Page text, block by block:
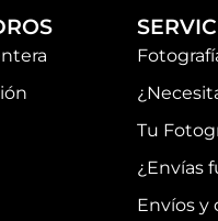
Tu
¿Envías
Envíos y